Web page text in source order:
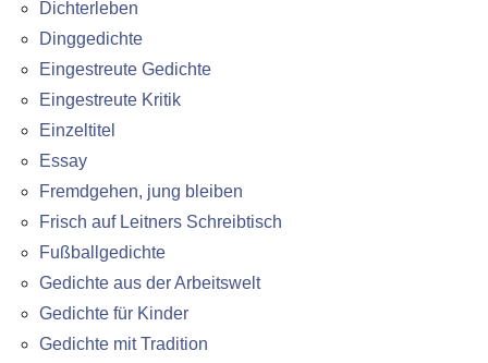
Dichterleben
Dinggedichte
Eingestreute Gedichte
Eingestreute Kritik
Einzeltitel
Essay
Fremdgehen, jung bleiben
Frisch auf Leitners Schreibtisch
Fußballgedichte
Gedichte aus der Arbeitswelt
Gedichte für Kinder
Gedichte mit Tradition